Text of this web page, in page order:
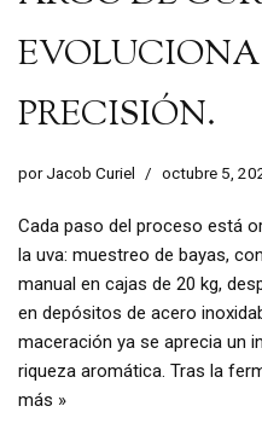
PRECISIÓN.
porJacob Curiel octubre 5,
Cada paso del proceso está
la uva: muestreo de bayas,
manual en cajas de 20 kg,
en depósitos de acero
maceración ya se aprecia un
riqueza aromática. Tras la
más »